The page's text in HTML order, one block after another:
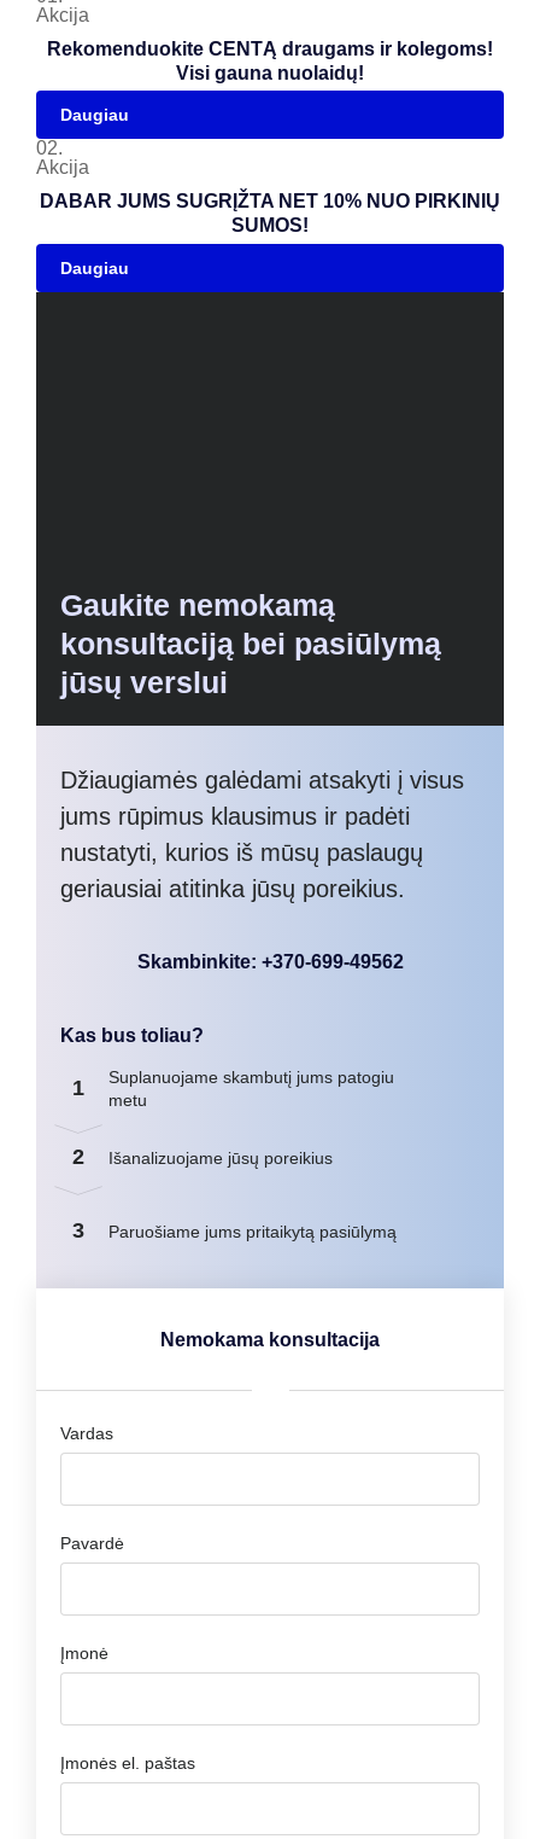
Akcija
Rekomenduokite CENTĄ draugams ir kolegoms!
Visi gauna nuolaidų!
Daugiau
02.
Akcija
DABAR JUMS SUGRĮŽTA NET 10% NUO PIRKINIŲ
SUMOS!
Daugiau
Gaukite nemokamą
konsultaciją bei pasiūlymą
jūsų verslui
Džiaugiamės galėdami atsakyti į visus
jums rūpimus klausimus ir padėti
nustatyti, kurios iš mūsų paslaugų
geriausiai atitinka jūsų poreikius.
Skambinkite: +370-699-49562
Kas bus toliau?
1
Suplanuojame skambutį jums patogiu
metu
2 Išanalizuojame jūsų poreikius
3 Paruošiame jums pritaikytą pasiūlymą
Nemokama konsultacija
Vardas
Pavardė
Įmonė
Įmonės el. paštas